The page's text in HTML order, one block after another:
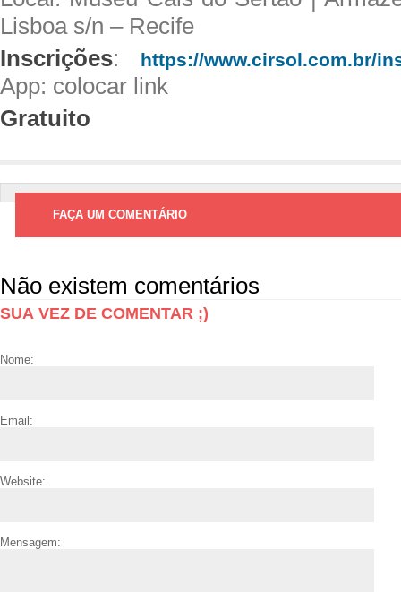
Lisboa s/n – Recife
Inscrições: https://www.cirsol.com.br/
App: colocar link
Gratuito
FAÇA UM COMENTÁRIO
Não existem comentários
SUA VEZ DE COMENTAR ;)
Nome:
Email:
Website:
Mensagem: